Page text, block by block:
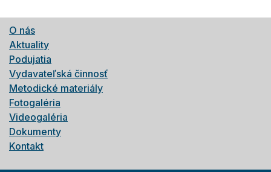
O nás
Aktuality
Podujatia
Vydavateľská činnosť
Metodické materiály
Fotogaléria
Videogaléria
Dokumenty
Kontakt